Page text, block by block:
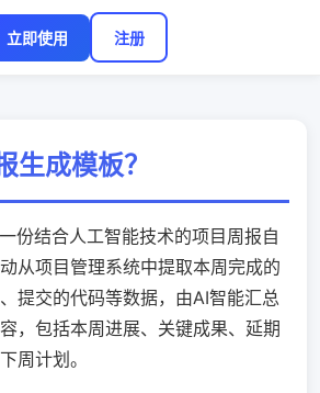
立即使用 注册
生成模板？
份结合人工智能技术的项目周报自
从项目管理系统中提取本周完成的
提交的代码等数据，由AI智能汇总
，包括本周进展、关键成果、延期
周计划。